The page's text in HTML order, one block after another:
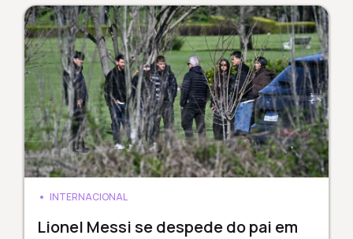
INTERNACIONAL
Lionel Messi se despede do pai em